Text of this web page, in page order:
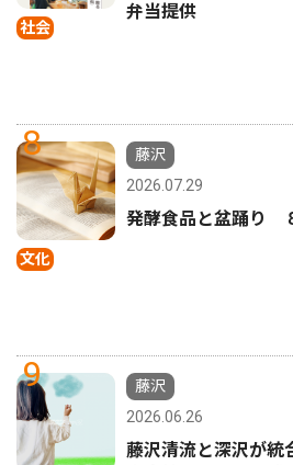
社会
弁当提供
8
文化
藤沢
2026.07.29
発酵食品と盆踊り
9
藤沢
2026.06.26
藤沢清流と深沢が